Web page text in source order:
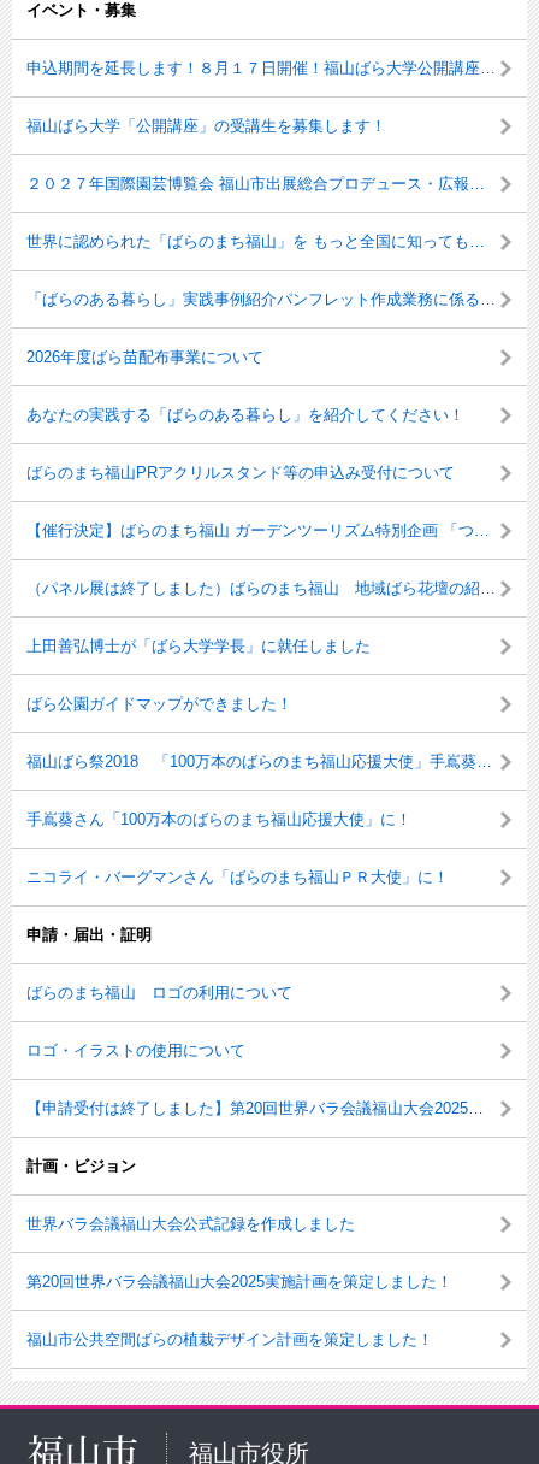
イベント・募集
申込期間を延長します！８月１７日開催！福山ばら大学公開講座の受講生募集！
福山ばら大学「公開講座」の受講生を募集します！
２０２７年国際園芸博覧会 福山市出展総合プロデュース・広報業務に係るプロポーザルの実施について
世界に認められた「ばらのまち福山」を もっと全国に知ってもらおう！
「ばらのある暮らし」実践事例紹介パンフレット作成業務に係るプロポーザルの実施について
2026年度ばら苗配布事業について
あなたの実践する「ばらのある暮らし」を紹介してください！
ばらのまち福山PRアクリルスタンド等の申込み受付について
【催行決定】ばらのまち福山 ガーデンツーリズム特別企画 「つくって、味わって、育ててみよう 薔薇と和菓子の手づくり体験会」参加者募集
（パネル展は終了しました）ばらのまち福山 地域ばら花壇の紹介パネル展＆登録募集を行います！
上田善弘博士が「ばら大学学長」に就任しました
ばら公園ガイドマップができました！
福山ばら祭2018 「100万本のばらのまち福山応援大使」手嶌葵さんのミニコンサートを開催しました
手嶌葵さん「100万本のばらのまち福山応援大使」に！
ニコライ・バーグマンさん「ばらのまち福山ＰＲ大使」に！
申請・届出・証明
ばらのまち福山 ロゴの利用について
ロゴ・イラストの使用について
【申請受付は終了しました】第20回世界バラ会議福山大会2025及びRose Expo Fukuyama 2025 ロゴの利用について
計画・ビジョン
世界バラ会議福山大会公式記録を作成しました
第20回世界バラ会議福山大会2025実施計画を策定しました！
福山市公共空間ばらの植栽デザイン計画を策定しました！
福山市役所